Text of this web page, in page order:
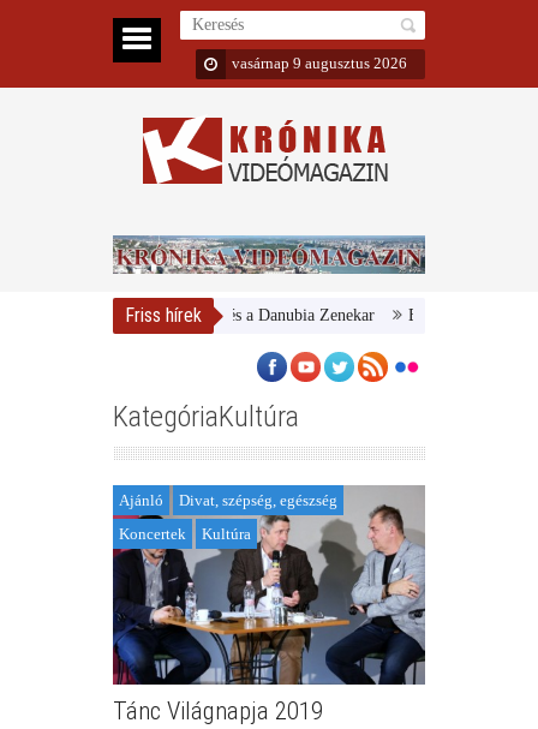
vasárnap 9 augusztus 2026
Friss hírek
Magyar Nemzeti Galéria és a Danubia Zenekar Bemutatta 2024/25-ös
KategóriaKultúra
Ajánló
Divat, szépség, egészség
Koncertek
Kultúra
Tánc Világnapja 2019